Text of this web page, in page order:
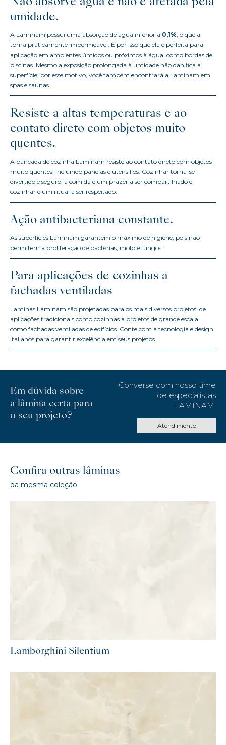
umidade.
A Laminam possui uma absorção de água inferior a 0,1% , o que a
torna praticamente impermeável. É por isso que ela é perfeita para
aplicação em ambientes úmidos ou próximos à água, como bordas de
piscinas. Mesmo a exposição prolongada à umidade não danifica a
superfície; por esse motivo, você também encontrará a Laminam em
spas e saunas.
Resiste a altas temperaturas e ao
contato direto com objetos muito
quentes.
A bancada de cozinha Laminam resiste ao contato direto com objetos
muito quentes, incluindo panelas e utensílios. Cozinhar torna-se
divertido e seguro; a comida é um prazer a ser compartilhado e
cozinhar é um ritual a ser respeitado.
Ação antibacteriana constante.
As superfícies Laminam garantem o máximo de higiene, pois não
permitem a proliferação de bactérias, mofo e fungos.
Para aplicações de cozinhas a
fachadas ventiladas
Laminas Laminam são projetadas para os mais diversos projetos: de
aplicações tradicionais como cozinhas a projetos de grande escala
como fachadas ventiladas de edifícios. Conte com a tecnologia e design
italianos para garantir excelência em seus projetos.
Em dúvida sobre
a lâmina certa para
o seu projeto?
Converse com nosso time
de especialistas
LAMINAM.
Atendimento
Confira outras lâminas
da mesma coleção
Lamborghini Silentium